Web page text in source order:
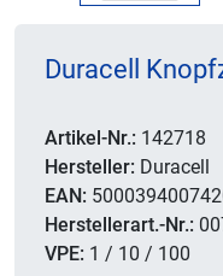
Duracell
Artikel-Nr.: 142718
Hersteller: Duracell
EAN:
Herstellerart.-Nr.:
VPE: 1 / 10 / 100